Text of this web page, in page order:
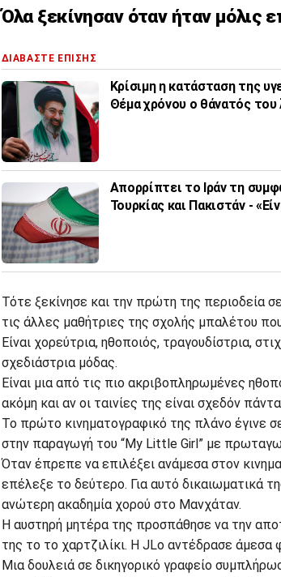
Όλα ξεκίνησαν όταν ήταν μόλις
ΔΙΑΒΑΣΤΕ ΕΠΙΣΗΣ
Κρίσιμη η κατάσταση της
Θέμα χρόνου ο θάνατός του
Απορρίπτει το Ιράν τη
Τουρκίας και Πακιστάν -
Τότε ξεκίνησε και την πρώτη της περιοδεία
τις άλλες μαθήτριες της σχολής μπαλέτου
Είναι χορεύτρια, ηθοποιός, τραγουδίστρια,
σχεδιάστρια μόδας.
Είναι μια από τις πιο ακριβοπληρωμένες
ακόμη και αν οι ταινίες της είναι σχεδόν
To πρώτο κινηματογραφικό της πλάνο έγινε
στην παραγωγή του “My Little Girl” με
Όταν έπρεπε να επιλέξει ανάμεσα στον
επέλεξε το δεύτερο. Για αυτό δικαιωματικά
ανώτερη ακαδημία χορού στο Μανχάταν.
Η αυστηρή μητέρα της προσπάθησε να την
της το το χαρτζιλίκι. Η JLo αντέδρασε
Μια δουλειά σε δικηγορικό γραφείο